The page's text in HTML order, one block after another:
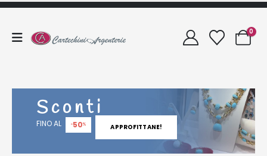
0
Sconti
FINO AL -50% APPROFITTANE!